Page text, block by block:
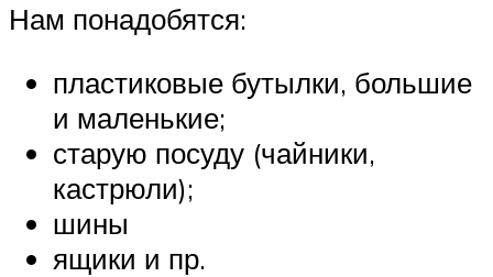
Нам понадобятся:
пластиковые бутылки, большие
и маленькие;
старую посуду (чайники,
кастрюли);
шины
ящики и пр.